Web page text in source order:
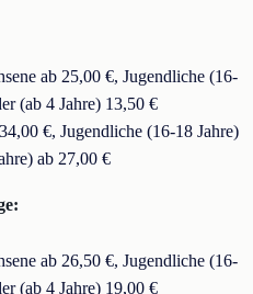
ab 25,00 €, Jugendliche (16-
(ab 4 Jahre) 13,50 €
€, Jugendliche (16-18 Jahre)
ab 27,00 €
ab 26,50 €, Jugendliche (16-
(ab 4 Jahre) 19,00 €